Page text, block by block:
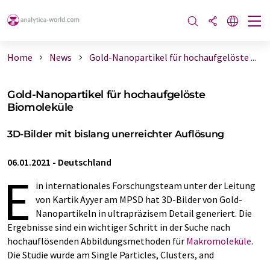
Home News Gold-Nanopartikel für hochaufgelöste ...
Gold-Nanopartikel für hochaufgelöste
Biomoleküle
3D-Bilder mit bislang unerreichter Auflösung
06.01.2021 - Deutschland
E
in internationales Forschungsteam unter der Leitung
von Kartik Ayyer am MPSD hat 3D-Bilder von Gold-
Nanopartikeln in ultrapräzisem Detail generiert. Die
Ergebnisse sind ein wichtiger Schritt in der Suche nach
hochauflösenden Abbildungsmethoden für Makromoleküle.
Die Studie wurde am Single Particles, Clusters, and